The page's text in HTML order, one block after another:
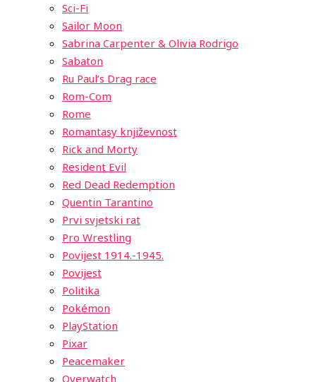
Sci-Fi
Sailor Moon
Sabrina Carpenter & Olivia Rodrigo
Sabaton
Ru Paul’s Drag race
Rom-Com
Rome
Romantasy književnost
Rick and Morty
Resident Evil
Red Dead Redemption
Quentin Tarantino
Prvi svjetski rat
Pro Wrestling
Povijest 1914.-1945.
Povijest
Politika
Pokémon
PlayStation
Pixar
Peacemaker
Overwatch